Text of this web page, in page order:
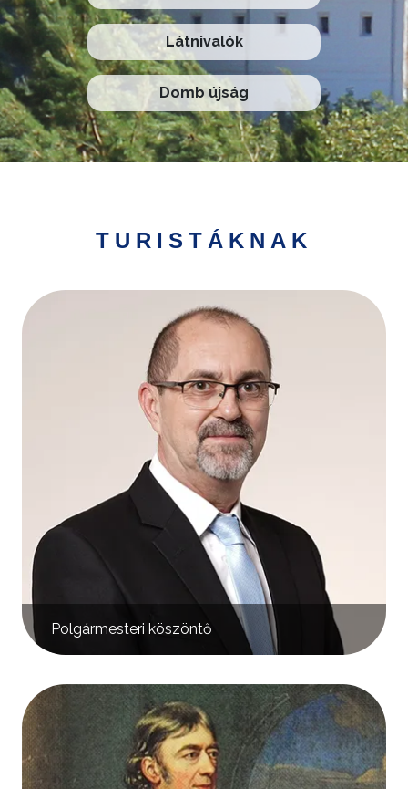
Látnivalók
Domb újság
TURISTÁKNAK
Polgármesteri köszöntő
Kép
Kép